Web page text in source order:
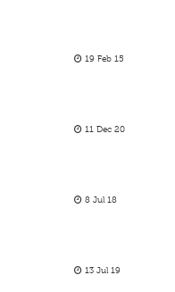
19 Feb 15
11 Dec 20
8 Jul 18
13 Jul 19